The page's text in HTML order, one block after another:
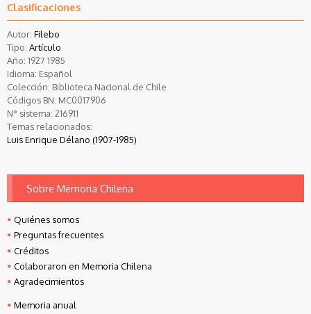
Clasificaciones
Autor: Filebo
Tipo: Artículo
Año: 1927 1985
Idioma: Español
Colección: Biblioteca Nacional de Chile
Códigos BN: MC0017906
N° sistema: 216911
Temas relacionados:
Luis Enrique Délano (1907-1985)
Sobre Memoria Chilena
Quiénes somos
Preguntas frecuentes
Créditos
Colaboraron en Memoria Chilena
Agradecimientos
Memoria anual